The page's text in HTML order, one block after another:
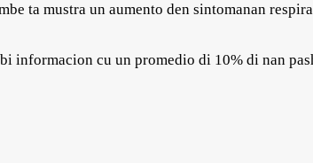
mustra un aumento den sintomanan
informacion cu un promedio di 10% di nan